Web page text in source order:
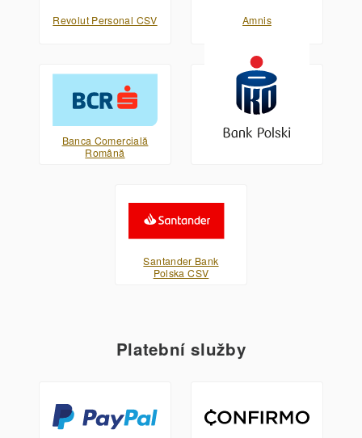
Revolut Personal CSV Amnis
Banca Comercială
Română
PKO Bank Polski XML
Santander Bank
Polska CSV
Platební služby